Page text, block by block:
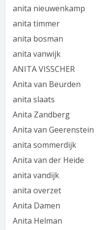
anita nieuwenkamp
anita timmer
anita bosman
anita vanwijk
ANITA VISSCHER
Anita van Beurden
anita slaats
Anita Zandberg
Anita van Geerenstein
anita sommerdijk
Anita van der Heide
anita vandijk
anita overzet
Anita Damen
Anita Helman